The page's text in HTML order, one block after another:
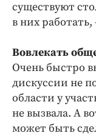
существуют
в них
Вовлекать
Очень быстро
дискуссии не
области у
не вызвала. А
может быть